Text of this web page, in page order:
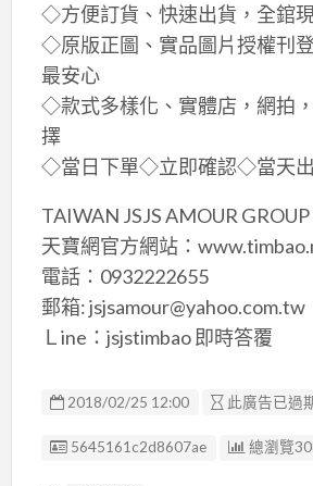
◇方便訂貨、快速出貨，全錧
◇原版正圖、實品圖片授權刊
最安心
◇款式多樣化、實體店，網拍
擇
◇當日下單◇立即確認◇當天
TAIWAN JSJS AMOUR GROUP
天寶網官方網站：
電話：0932222655
郵箱: jsjsamour@yahoo.com.tw
Ｌine：jsjstimbao 即時答覆
2018/02/25 12:00 此廣告已過
廣告编號
5645161c2d8607ae 總瀏覽